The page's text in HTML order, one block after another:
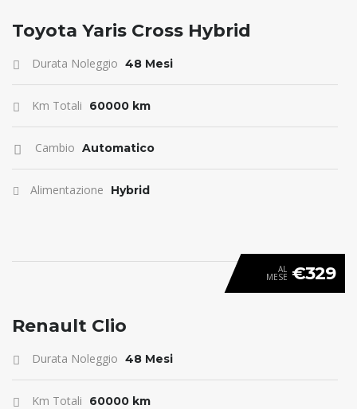
ANTICIPO 0
Toyota Yaris Cross Hybrid
Durata Noleggio 48 Mesi
Km Totali 60000 km
Cambio Automatico
Alimentazione Hybrid
ANTICIPO 0
AL
MESE €329
Renault Clio
Durata Noleggio 48 Mesi
Km Totali 60000 km